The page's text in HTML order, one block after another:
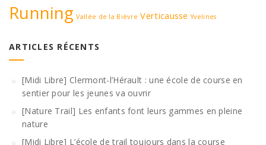
Running Vallée de la Bièvre Verticausse Yvelines
ARTICLES RÉCENTS
[Midi Libre] Clermont-l’Hérault : une école de course en
sentier pour les jeunes va ouvrir
[Nature Trail] Les enfants font leurs gammes en pleine
nature
[Midi Libre] L’école de trail toujours dans la course